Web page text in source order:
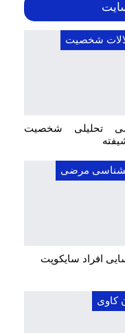
شخصیت
تحلیلی شخصیت
مرضی
افراد سایکوپت
کاوی